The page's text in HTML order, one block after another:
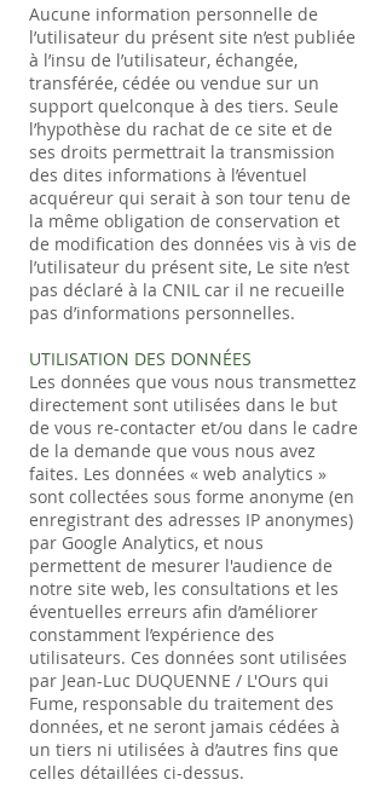
Aucune information personnelle de
l’utilisateur du présent site n’est publiée
à l’insu de l’utilisateur, échangée,
transférée, cédée ou vendue sur un
support quelconque à des tiers. Seule
l’hypothèse du rachat de ce site et de
ses droits permettrait la transmission
des dites informations à l’éventuel
acquéreur qui serait à son tour tenu de
la même obligation de conservation et
de modification des données vis à vis de
l’utilisateur du présent site, Le site n’est
pas déclaré à la CNIL car il ne recueille
pas d’informations personnelles.
​​​UTILISATION DES DONNÉES
Les données que vous nous transmettez
directement sont utilisées dans le but
de vous re-contacter et/ou dans le cadre
de la demande que vous nous avez
faites. Les données « web analytics »
sont collectées sous forme anonyme (en
enregistrant des adresses IP anonymes)
par Google Analytics, et nous
permettent de mesurer l'audience de
notre site web, les consultations et les
éventuelles erreurs afin d’améliorer
constamment l’expérience des
utilisateurs. Ces données sont utilisées
par Jean-Luc DUQUENNE / L'Ours qui
Fume, responsable du traitement des
données, et ne seront jamais cédées à
un tiers ni utilisées à d’autres fins que
celles détaillées ci-dessus.